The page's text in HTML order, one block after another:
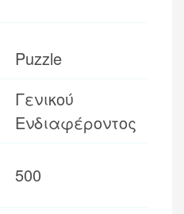
Puzzle
Γενικού
Ενδιαφέροντος
500